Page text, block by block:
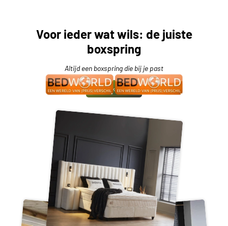
Voor ieder wat wils: de juiste
boxspring
Altijd een boxspring die bij je past
Bekijk meer